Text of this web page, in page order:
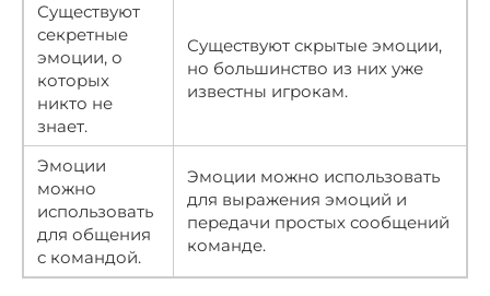
Существуют
секретные
эмоции, о
которых
никто не
знает.
Существуют скрытые эмоции,
но большинство из них уже
известны игрокам.
Эмоции
можно
использовать
для общения
с командой.
Эмоции можно использовать
для выражения эмоций и
передачи простых сообщений
команде.